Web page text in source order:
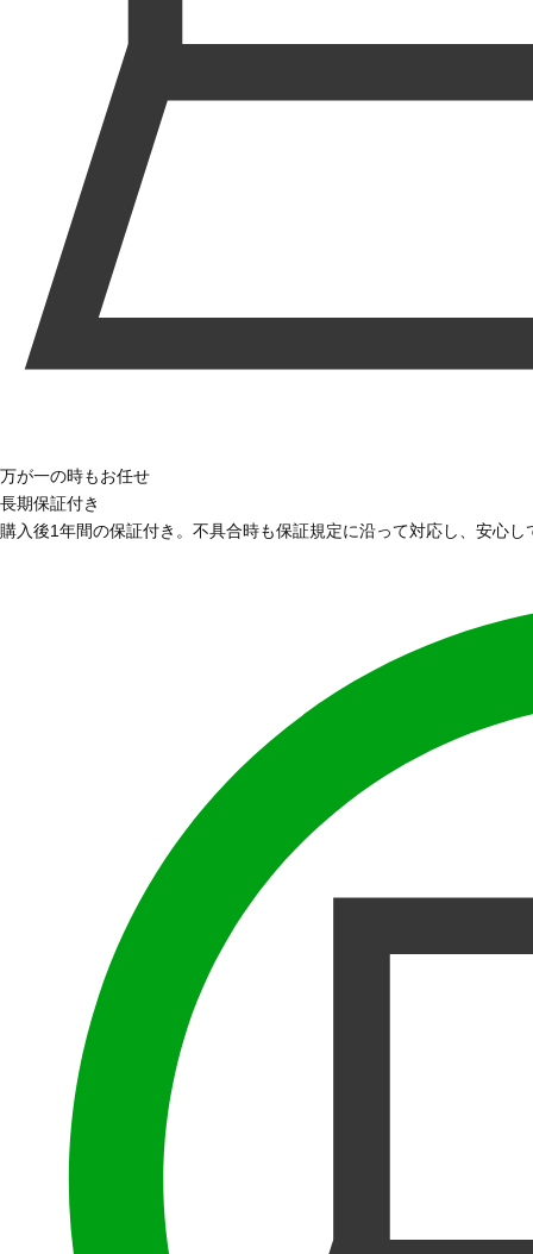
万が一の時もお任せ
長期保証付き
購入後1年間の保証付き。不具合時も保証規定に沿って対応し、安心